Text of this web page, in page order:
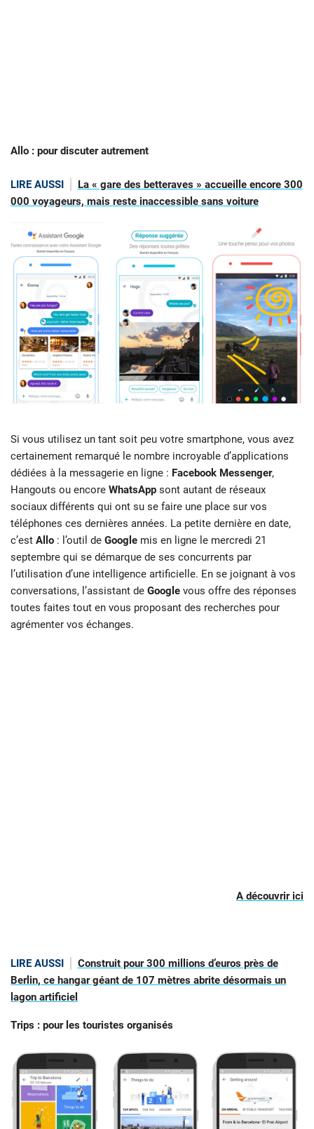
Allo : pour discuter autrement
LIRE AUSSI
La « gare des betteraves » accueille encore 300
000 voyageurs, mais reste inaccessible sans voiture
Si vous utilisez un tant soit peu votre smartphone, vous avez
certainement remarqué le nombre incroyable d’applications
dédiées à la messagerie en ligne : Facebook Messenger,
Hangouts ou encore WhatsApp sont autant de réseaux
sociaux différents qui ont su se faire une place sur vos
téléphones ces dernières années. La petite dernière en date,
c’est Allo : l’outil de Google mis en ligne le mercredi 21
septembre qui se démarque de ses concurrents par
l’utilisation d’une intelligence artificielle. En se joignant à vos
conversations, l’assistant de Google vous offre des réponses
toutes faites tout en vous proposant des recherches pour
agrémenter vos échanges.
A découvrir ici
LIRE AUSSI
Construit pour 300 millions d’euros près de
Berlin, ce hangar géant de 107 mètres abrite désormais un
lagon artificiel
Trips : pour les touristes organisés